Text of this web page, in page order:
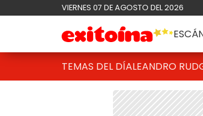
VIERNES 07 DE AGOSTO DEL 2026
TEMAS DEL DÍALEANDRO RUD